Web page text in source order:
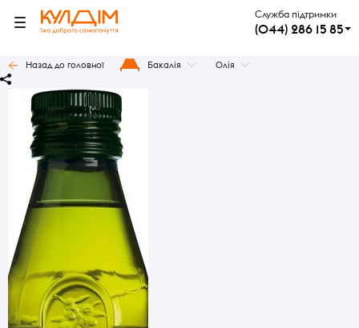
Служба підтримки
(044) 286 15 85
Назад до головної Бакалія Олія